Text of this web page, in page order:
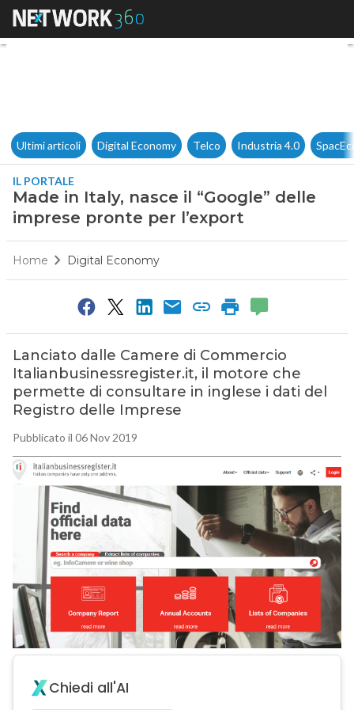
Made in Italy, nasce il
Ultimi articoli Digital Economy Telco Industria 4.0
IL PORTALE
Made in Italy, nasce il “Google” delle
imprese pronte per l’export
Home Digital Economy
Lanciato dalle Camere di Commercio
Italianbusinessregister.it, il motore che
permette di consultare in inglese i dati del
Registro delle Imprese
Pubblicato il 06 Nov 2019
Chiedi all'AI